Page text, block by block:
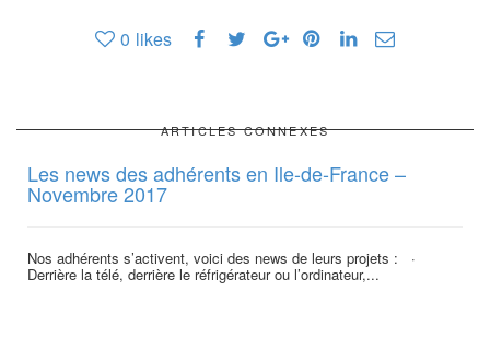
0 likes
ARTICLES CONNEXES
Les news des adhérents en Ile-de-France –
Novembre 2017
Nos adhérents s’activent, voici des news de leurs projets : ·
Derrière la télé, derrière le réfrigérateur ou l’ordinateur,...